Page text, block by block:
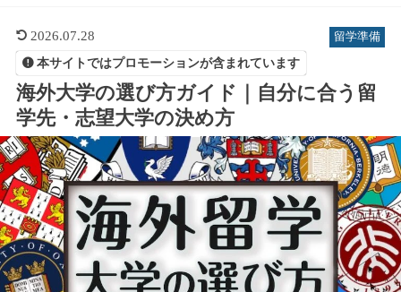
留学準備
2026.07.28
本サイトではプロモーションが含まれています
海外大学の選び方ガイド｜自分に合う留
学先・志望大学の決め方